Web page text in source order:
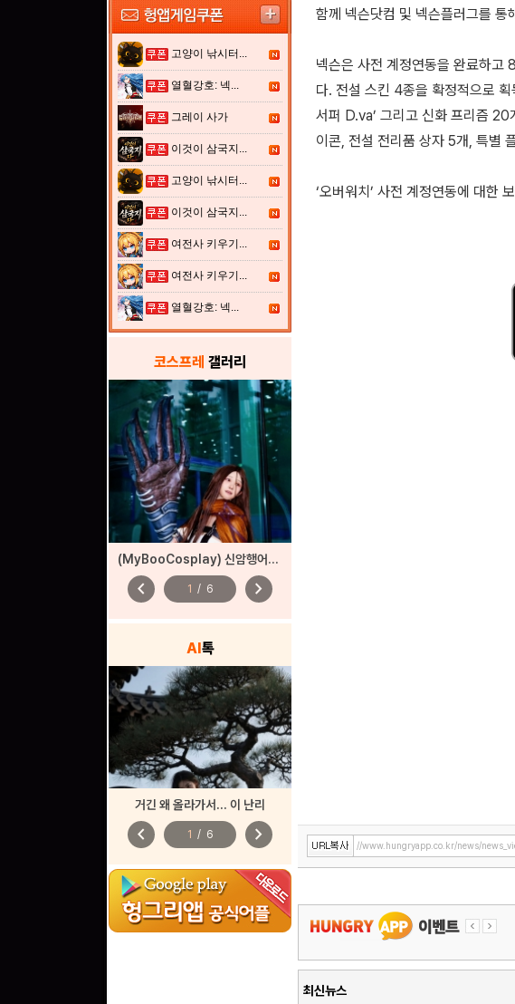
고양이 낚시터...
열혈강호: 넥...
그레이 사가
이것이 삼국지...
고양이 낚시터...
이것이 삼국지...
여전사 키우기...
여전사 키우기...
열혈강호: 넥...
코스프레 갤러리
(MyBooCosplay) 신암행어사 ‘산도’
chevron_left 1 / 6 chevron_right
AI톡
거긴 왜 올라가서... 이 난리
chevron_left 1 / 6 chevron_right
함께 넥슨닷컴 및 넥슨플러그를 통
넥슨은 사전 계정연동을 완료하고
다. 전설 스킨 4종을 확정적으로 획
서퍼 D.va’ 그리고 신화 프리즘 20
이콘, 전설 전리품 상자 5개, 특별
‘오버워치’ 사전 계정연동에 대한
//www.hungryapp.co.kr/news/
최신뉴스